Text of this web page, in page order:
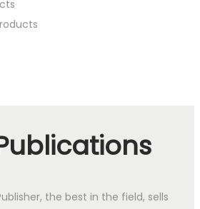
the best in the field, sells